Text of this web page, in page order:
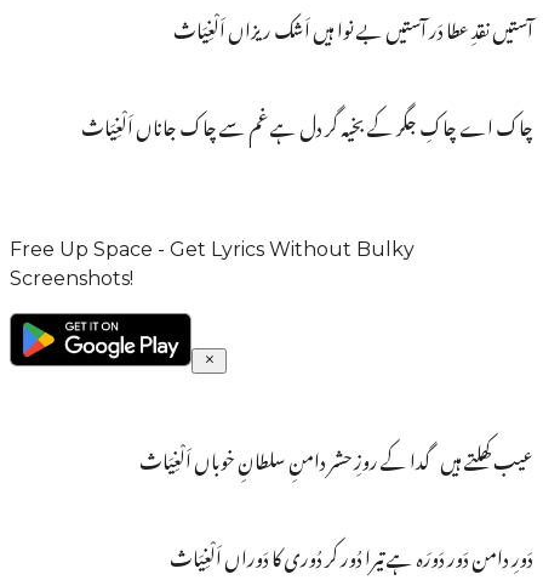
آستیں نقدِ عطا دَر آستیں بے نوا ہیں اَشک ریزاں اَلْغِیَاث
چاک اے چاکِ جگر کے بخیہ گر دل ہے غم سے چاک جاناں اَلْغِیَاث
Free Up Space - Get Lyrics Without Bulky
Screenshots!
عیب کھلتے ہیں گدا کے روزِ حشر دامنِ سلطانِ خوباں اَلْغِیَاث
دَورِ دامن دَور دَورَہ ہے تیرا دُور کر دُوری کا دَوراں اَلْغِیَاث